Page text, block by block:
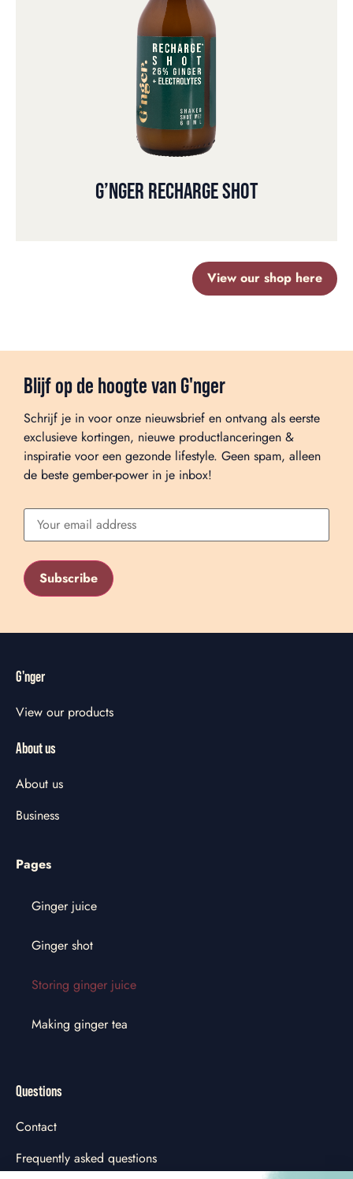
G’NGER RECHARGE SHOT
View our shop here
Blijf op de hoogte van G'nger
Schrijf je in voor onze nieuwsbrief en ontvang als eerste
exclusieve kortingen, nieuwe productlanceringen &
inspiratie voor een gezonde lifestyle. Geen spam, alleen
de beste gember-power in je inbox!
G'nger
View our products
About us
About us
Business
Pages
Ginger juice
Ginger shot
Storing ginger juice
Making ginger tea
Questions
Contact
Frequently asked questions